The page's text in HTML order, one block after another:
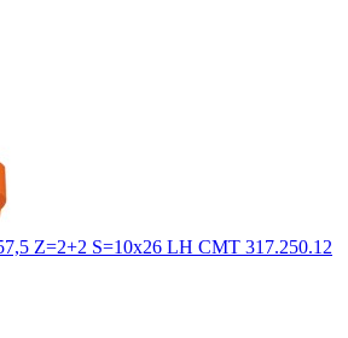
Z=2+2 S=10x26 LH CMT 317.250.12